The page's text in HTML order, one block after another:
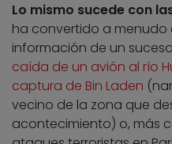
Lo mismo sucede con
ha convertido a menudo
información de un
caída de un avión al río
captura de Bin Laden
vecino de la zona que
acontecimiento) o, más